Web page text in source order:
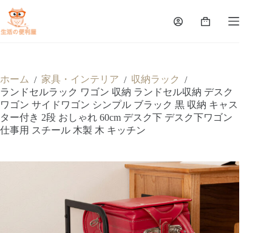
ホーム / 家具・インテリア / 収納ラック
/
ランドセルラック ワゴン 収納 ランドセル収納 デスク
ワゴン サイドワゴン シンプル ブラック 黒 収納 キャス
ター付き 2段 おしゃれ 60cm デスク下 デスク下ワゴン
仕事用 スチール 木製 木 キッチン